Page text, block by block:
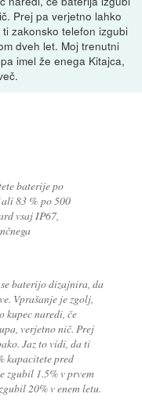
Prej pa verjetno lahko
zakonsko telefon izgubi
dveh let. Moj trenutni
imel že enega Kitajca,
baterije po
83 % po 500
vsaj IP67,
baterijo dizajnira, da
Vprašanje je zgolj,
kupec naredi, če
verjetno nič. Prej
Jaz to vidi, da ti
kapacitete pred
zgubil 1.5% v prvem
20% v enem letu.